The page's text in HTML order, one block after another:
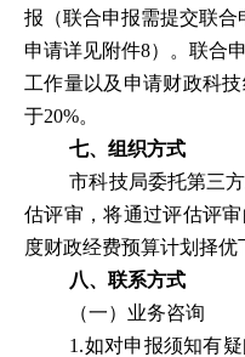
报（联合申报需提交联合
申请详见附件8）。联合
工作量以及申请财政科
于20%。
七、组织方式
市科技局委托第三
估评审 ，将通过评估评
度财政经费预算计划择优
八、联系方式
（一）业务咨询
1.如对申报须知有